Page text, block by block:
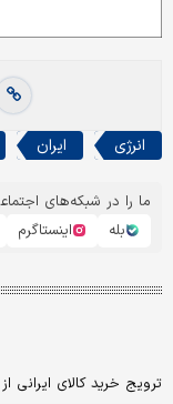
انرژی ایران
ما را در شبکه‌های
بله
اینستاگرم
ترویج خرید کالای